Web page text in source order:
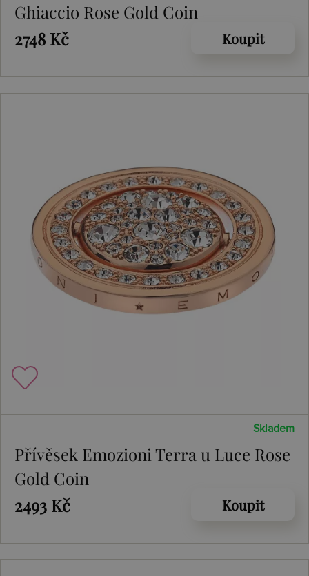
Ghiaccio Rose Gold Coin
2748 Kč
Koupit
Skladem
Přívěsek Emozioni Terra u Luce Rose
Gold Coin
2493 Kč
Koupit